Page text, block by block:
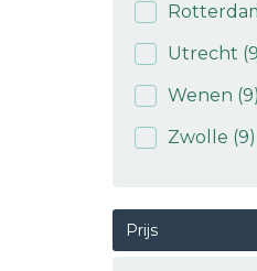
Utrecht
Wenen (9)
Zwolle (9)
Prijs